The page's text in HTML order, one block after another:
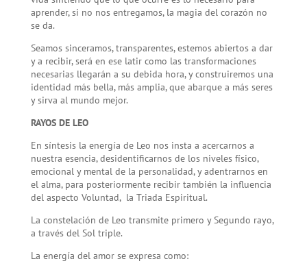
aprender, si no nos entregamos, la magia del corazón no
se da.
Seamos sinceramos, transparentes, estemos abiertos a dar
y a recibir, será en ese latir como las transformaciones
necesarias llegarán a su debida hora, y construiremos una
identidad más bella, más amplia, que abarque a más seres
y sirva al mundo mejor.
RAYOS DE LEO
En síntesis la energía de Leo nos insta a acercarnos a
nuestra esencia, desidentificarnos de los niveles físico,
emocional y mental de la personalidad, y adentrarnos en
el alma, para posteriormente recibir también la influencia
del aspecto Voluntad, la Triada Espiritual.
La constelación de Leo transmite primero y Segundo rayo,
a través del Sol triple.
La energía del amor se expresa como: